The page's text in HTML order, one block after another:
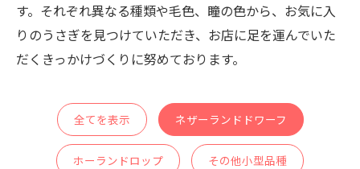
す。それぞれ異なる種類や毛色、瞳の色から、お気に入
りのうさぎを見つけていただき、お店に足を運んでいた
だくきっかけづくりに努めております。
全てを表示 ネザーランドドワーフ
ホーランドロップ その他小型品種